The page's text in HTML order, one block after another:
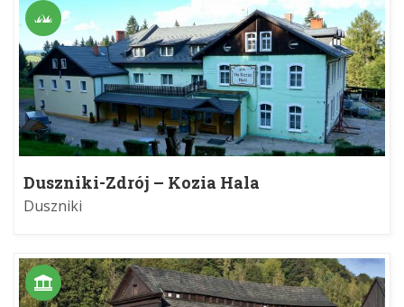
Duszniki-Zdrój – Kozia Hala
Duszniki